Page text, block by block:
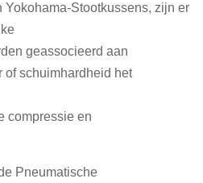
Stootkussens, zijn er
geassocieerd aan
of schuimhardheid het
compressie en
Pneumatische